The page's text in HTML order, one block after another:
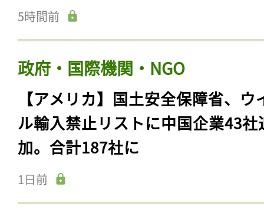
【日本】東証、資本コスト意識進
業を公表。大手プライム上場企業
THKと日立
5時間前
政府・国際機関・NGO
【アメリカ】国土安全保障省、ウ
ル輸入禁止リストに中国企業43社